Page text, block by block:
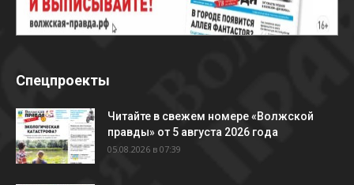
Спецпроекты
Читайте в свежем номере «Волжской
правды» от 5 августа 2026 года
05.08.2026 в 07:39